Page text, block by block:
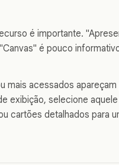
é importante.
é pouco
mais acessados apareçam
exibição, selecione
cartões detalhados para